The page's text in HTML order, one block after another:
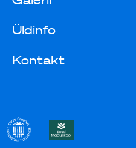
Üldinfo
Kontakt